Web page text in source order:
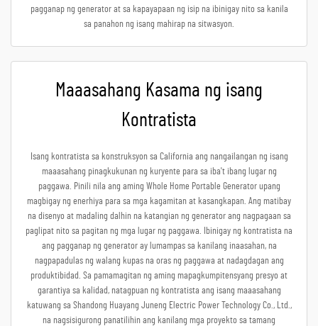
pagganap ng generator at sa kapayapaan ng isip na ibinigay nito sa kanila
sa panahon ng isang mahirap na sitwasyon.
Maaasahang Kasama ng isang
Kontratista
Isang kontratista sa konstruksyon sa California ang nangailangan ng isang
maaasahang pinagkukunan ng kuryente para sa iba't ibang lugar ng
paggawa. Pinili nila ang aming Whole Home Portable Generator upang
magbigay ng enerhiya para sa mga kagamitan at kasangkapan. Ang matibay
na disenyo at madaling dalhin na katangian ng generator ang nagpagaan sa
paglipat nito sa pagitan ng mga lugar ng paggawa. Ibinigay ng kontratista na
ang pagganap ng generator ay lumampas sa kanilang inaasahan, na
nagpapadulas ng walang kupas na oras ng paggawa at nadagdagan ang
produktibidad. Sa pamamagitan ng aming mapagkumpitensyang presyo at
garantiya sa kalidad, natagpuan ng kontratista ang isang maaasahang
katuwang sa Shandong Huayang Juneng Electric Power Technology Co., Ltd.,
na nagsisigurong panatilihin ang kanilang mga proyekto sa tamang